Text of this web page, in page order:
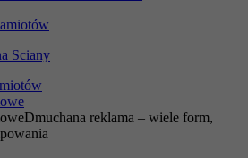
Dmuchana reklama – wiele form,